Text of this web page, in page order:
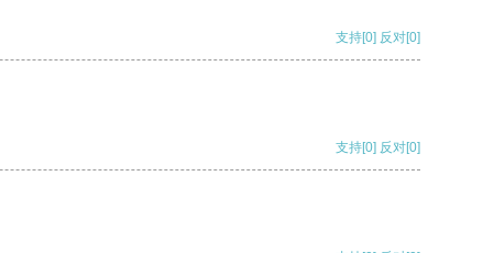
支持[0] 反对[0]
支持[0] 反对[0]